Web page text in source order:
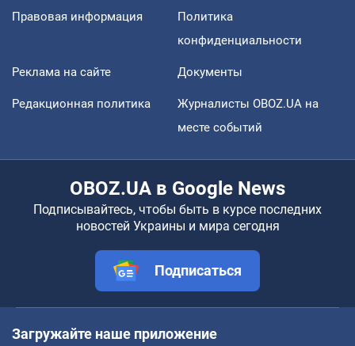
Правовая информация
Политика
конфиденциальности
Реклама на сайте Документы
Редакционная политика
Журналисты OBOZ.UA на
месте событий
OBOZ.UA в Google News
Подписывайтесь, чтобы быть в курсе последних
новостей Украины и мира сегодня
Подписаться
Загружайте наше приложение